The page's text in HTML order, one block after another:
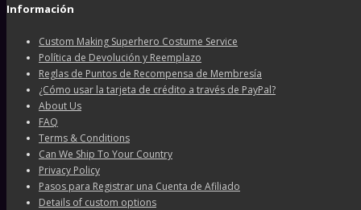
Información
Custom Making Superhero Costume Service
Política de Devolución y Reemplazo
Reglas de Puntos de Recompensa de Membresía
¿Cómo usar la tarjeta de crédito a través de PayPal?
About Us
FAQ
Terms & Conditions
Can We Ship To Your Country
Privacy Policy
Pasos para Registrar una Cuenta de Afiliado
Details of custom options